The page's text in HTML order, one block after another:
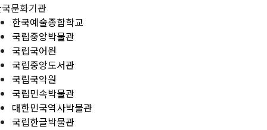
문화기관
한국예술종합학교
국립중앙박물관
국립국어원
국립중앙도서관
국립국악원
국립민속박물관
대한민국역사박물관
국립한글박물관